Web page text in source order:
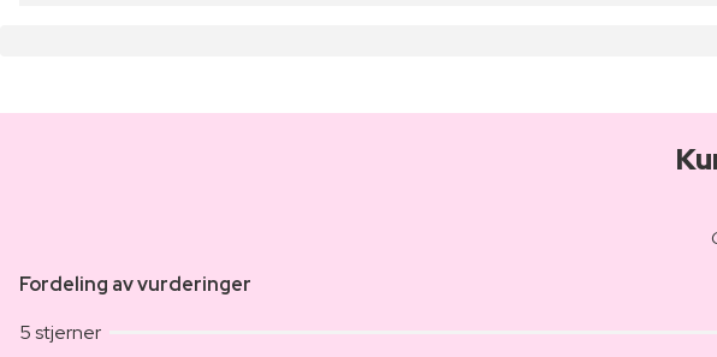
Fordeling av vurderinger
5 stjerner